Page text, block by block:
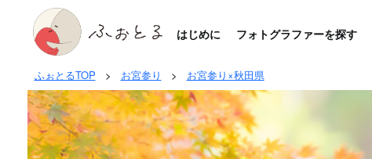
はじめに フォトグラファーを探す
ふぉとるTOP > お宮参り > お宮参り×秋田県